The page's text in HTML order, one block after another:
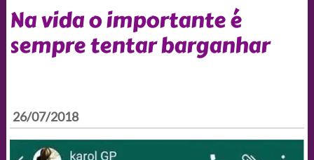
Na vida o importante é
sempre tentar barganhar
26/07/2018